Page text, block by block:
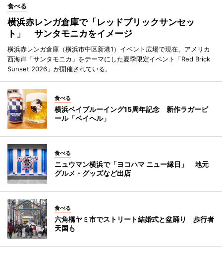
食べる
横浜赤レンガ倉庫で「レッドブリックサンセッ
ト」 サンタモニカをイメージ
横浜赤レンガ倉庫（横浜市中区新港1）イベント広場で現在、アメリカ
西海岸「サンタモニカ」をテーマにした夏季限定イベント「Red Brick
Sunset 2026」が開催されている。
食べる
横浜ベイブルーイング15周年記念 新作ラガービ
ール「ベイヘル」
食べる
ニュウマン横浜で「ヨコハマ ニュー縁日」 地元
グルメ・グッズなど出店
食べる
六角橋ヤミ市でストリート結婚式と盆踊り 歩行者
天国も